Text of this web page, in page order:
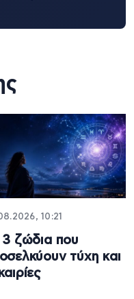
10:21
3 ζώδια που
τύχη και